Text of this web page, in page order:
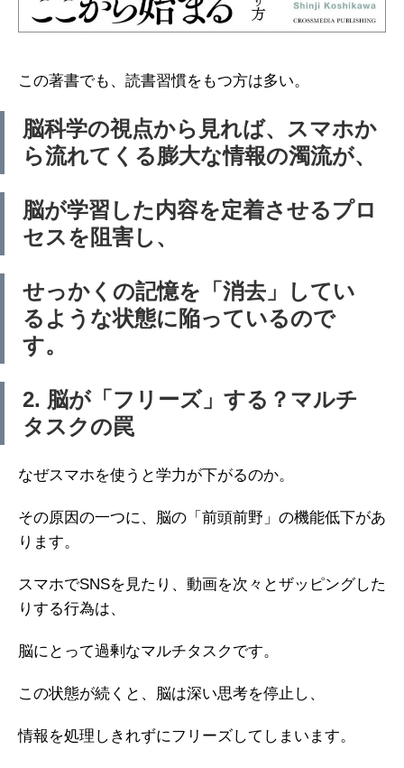
この著書でも、読書習慣をもつ方は多い。
脳科学の視点から見れば、スマホか
ら流れてくる膨大な情報の濁流が、
脳が学習した内容を定着させるプロ
セスを阻害し、
せっかくの記憶を「消去」してい
るような状態に陥っているので
す。
2. 脳が「フリーズ」する？マルチ
タスクの罠
なぜスマホを使うと学力が下がるのか。
その原因の一つに、脳の「前頭前野」の機能低下があ
ります。
スマホでSNSを見たり、動画を次々とザッピングした
りする行為は、
脳にとって過剰なマルチタスクです。
この状態が続くと、脳は深い思考を停止し、
情報を処理しきれずにフリーズしてしまいます。